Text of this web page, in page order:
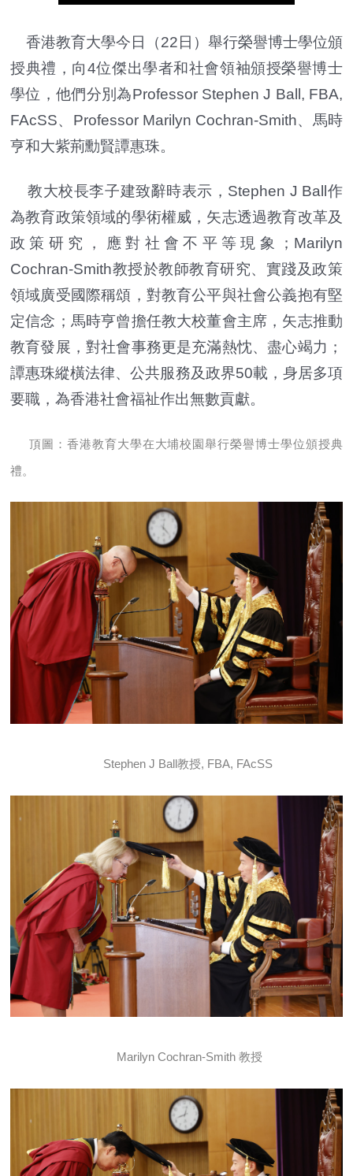
香港教育大學今日（22日）舉行榮譽博士學位頒
授典禮，向4位傑出學者和社會領袖頒授榮譽博士
學位，他們分別為Professor Stephen J Ball, FBA,
FAcSS、Professor Marilyn Cochran-Smith、馬時
亨和大紫荊勳賢譚惠珠。
教大校長李子建致辭時表示，Stephen J Ball作
為教育政策領域的學術權威，矢志透過教育改革及
政策研究，應對社會不平等現象；Marilyn
Cochran-Smith教授於教師教育研究、實踐及政策
領域廣受國際稱頌，對教育公平與社會公義抱有堅
定信念；馬時亨曾擔任教大校董會主席，矢志推動
教育發展，對社會事務更是充滿熱忱、盡心竭力；
譚惠珠縱橫法律、公共服務及政界50載，身居多項
要職，為香港社會福祉作出無數貢獻。
頂圖：香港教育大學在大埔校園舉行榮譽博士學位頒授典
禮。
Stephen J Ball教授, FBA, FAcSS
Marilyn Cochran-Smith 教授